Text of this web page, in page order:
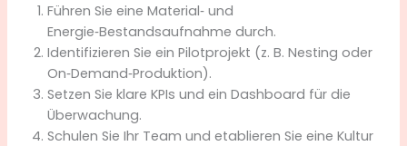
Führen Sie eine Material‑ und
Energie‑Bestandsaufnahme durch.
Identifizieren Sie ein Pilotprojekt (z. B. Nesting oder
On‑Demand‑Produktion).
Setzen Sie klare KPIs und ein Dashboard für die
Überwachung.
Schulen Sie Ihr Team und etablieren Sie eine Kultur